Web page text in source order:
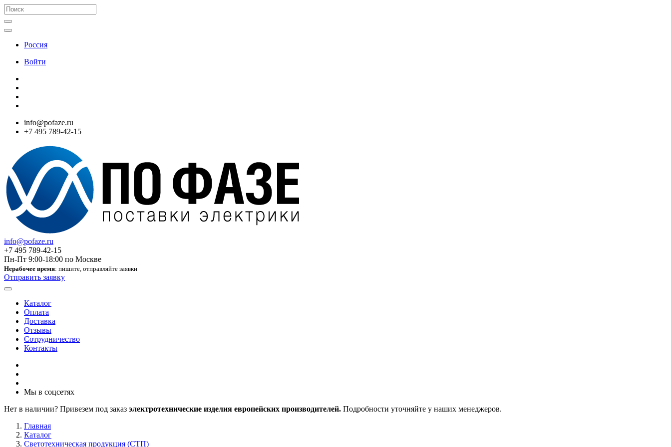
Россия
Войти
info@pofaze.ru
+7 495 789-42-15
info@pofaze.ru
+7 495 789-42-15
Пн-Пт 9:00-18:00 по Москве
Нерабочее время: пишите, отправляйте заявки
Отправить заявку
Каталог
Оплата
Доставка
Отзывы
Сотрудничество
Контакты
Мы в соцсетях
Нет в наличии? Привезем под заказ электротехнические изделия европейских производителей. Подробности уточняйте у наших менеджеров.
Главная
Каталог
Светотехническая продукция (СТП)